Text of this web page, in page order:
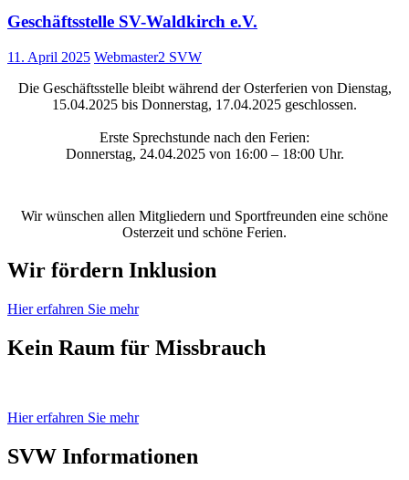
Geschäftsstelle SV-Waldkirch e.V.
11. April 2025 Webmaster2 SVW
Die Geschäftsstelle bleibt während der Osterferien von Dienstag,
15.04.2025 bis Donnerstag, 17.04.2025 geschlossen.
Erste Sprechstunde nach den Ferien:
Donnerstag, 24.04.2025 von 16:00 – 18:00 Uhr.
Wir wünschen allen Mitgliedern und Sportfreunden eine schöne
Osterzeit und schöne Ferien.
Wir fördern Inklusion
Hier erfahren Sie mehr
Kein Raum für Missbrauch
Hier erfahren Sie mehr
SVW Informationen